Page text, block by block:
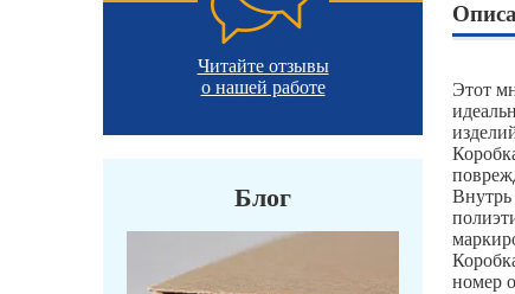
Читайте отзывы
о нашей работе
Блог
Этот
номер